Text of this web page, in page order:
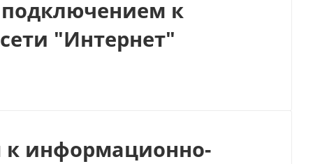
подключением к
"Интернет"
к информационно-